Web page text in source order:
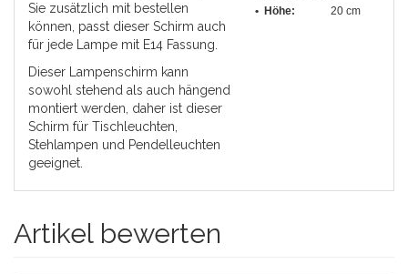
Sie zusätzlich mit bestellen
können, passt dieser Schirm auch
für jede Lampe mit E14 Fassung.
Dieser Lampenschirm kann
sowohl stehend als auch hängend
montiert werden, daher ist dieser
Schirm für Tischleuchten,
Stehlampen und Pendelleuchten
geeignet.
• Höhe: 20 cm
Artikel bewerten